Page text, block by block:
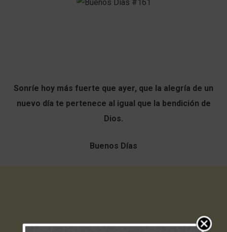
Sonríe hoy más fuerte que ayer, que la alegría de un
nuevo día te pertenece al igual que la bendición de
Dios.
Buenos Días